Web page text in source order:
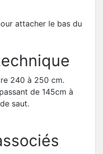
attacher le bas du
240 à 250 cm.
de 145cm à
saut.